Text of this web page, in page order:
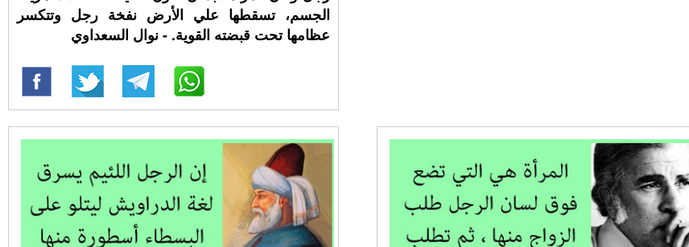
الجسم، تسقطها علي الأرض نفخة رجل وتتكسر
عظامها تحت قبضته القوية. - نوال السعداوي